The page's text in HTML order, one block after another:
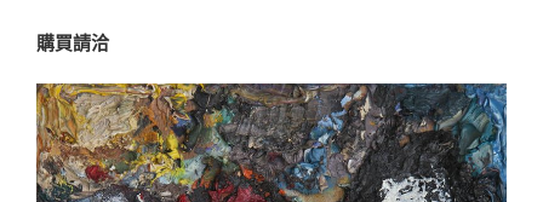
購買請洽